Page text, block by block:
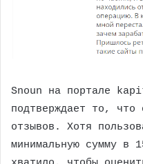
Snoun на портале
подтверждает то, что
отзывов. Хотя
минимальную сумму в